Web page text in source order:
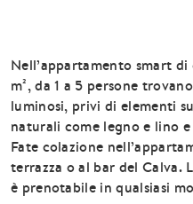
Nell’appartamento smart
m², da 1 a 5 persone
luminosi, privi di elementi
naturali come legno e lino
Fate colazione
terrazza o al bar del Calva.
è prenotabile in qualsiasi